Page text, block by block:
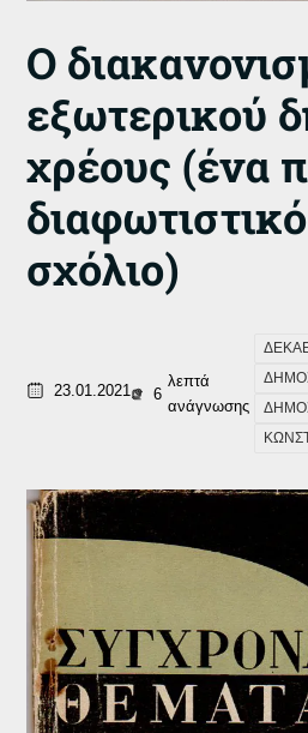
Ο
εξωτερικού
χρέους (ένα
σχόλιο)
23.01.2021 6
λεπτά
ανάγνωσης